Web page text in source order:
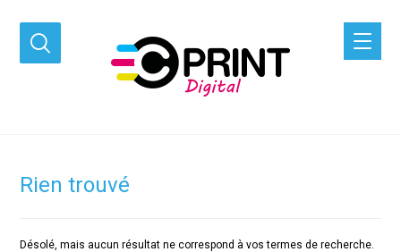
Rien trouvé
Désolé, mais aucun résultat ne correspond à vos termes de recherche.